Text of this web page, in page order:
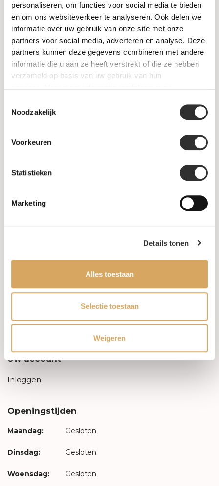
personaliseren, om functies voor social media te bieden
en om ons websiteverkeer te analyseren. Ook delen we
informatie over uw gebruik van onze site met onze
partners voor social media, adverteren en analyse. Deze
partners kunnen deze gegevens combineren met andere
informatie die u aan ze heeft verstrekt of die ze hebben
verzameld op basis van uw gebruik van hun
Noodzakelijk
Voorkeuren
Statistieken
Marketing
Details tonen
Alles toestaan
Selectie toestaan
Weigeren
Juwelen
Trouwringen
PRE-OWNED
Informatie
Leveringsvoorwaarden
Privacy Policy
Uw account
Inloggen
Openingstijden
Maandag: Gesloten
Dinsdag: Gesloten
Woensdag: Gesloten